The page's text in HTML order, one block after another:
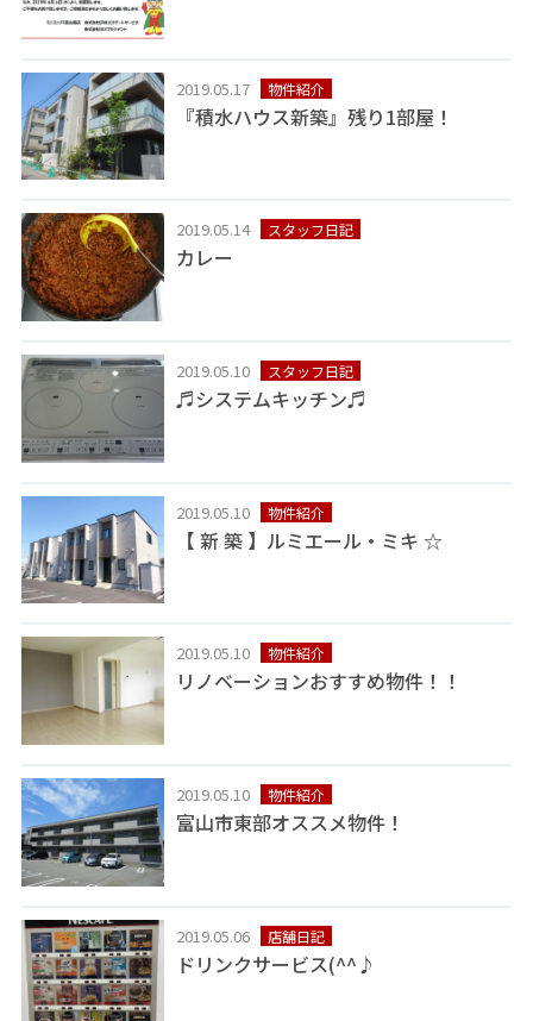
2019.05.17 物件紹介
『積水ハウス新築』残り1部屋！
2019.05.14 スタッフ日記
カレー
2019.05.10 スタッフ日記
♬システムキッチン♬
2019.05.10 物件紹介
【 新 築 】ルミエール・ミキ ☆
2019.05.10 物件紹介
リノベーションおすすめ物件！！
2019.05.10 物件紹介
富山市東部オススメ物件！
2019.05.06 店舗日記
ドリンクサービス(^^♪